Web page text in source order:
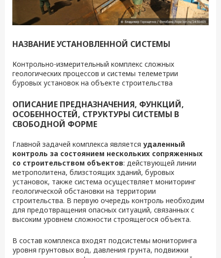
НАЗВАНИЕ УСТАНОВЛЕННОЙ СИСТЕМЫ
Контрольно-измерительный комплекс сложных
геологических процессов и системы телеметрии
буровых установок на объекте строительства
ОПИСАНИЕ ПРЕДНАЗНАЧЕНИЯ, ФУНКЦИЙ,
ОСОБЕННОСТЕЙ, СТРУКТУРЫ СИСТЕМЫ В
СВОБОДНОЙ ФОРМЕ
Главной задачей комплекса является удаленный
контроль за состоянием нескольких сопряженных
со строительством объектов: действующей линии
метрополитена, близстоящих зданий, буровых
установок, также система осуществляет мониторинг
геологической обстановки на территории
строительства. В первую очередь контроль необходим
для предотвращения опасных ситуаций, связанных с
высоким уровнем сложности строящегося объекта.
В состав комплекса входят подсистемы мониторинга
уровня грунтовых вод, давления грунта, подвижки